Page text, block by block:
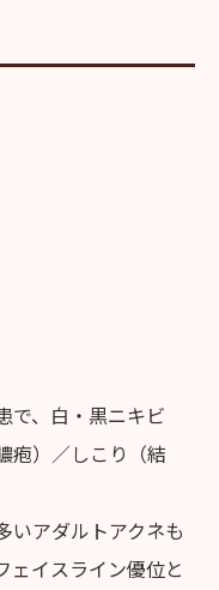
で、白・黒ニキビ
疱）／しこり（結
いアダルトアクネも
ェイスライン優位と